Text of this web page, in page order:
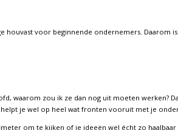
houvast voor beginnende ondernemers. Daarom
waarom zou ik ze dan nog uit moeten werken?
je wel op heel wat fronten vooruit met je
om te kijken of je ideeën wel écht zo haalbaar